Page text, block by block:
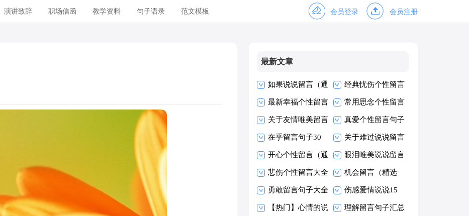
演讲致辞 职场信函 教学资料 句子语录 范文模板 会员登录 会员注册
最新文章
如果说说留言（通
用70句）
经典忧伤个性留言
90句
最新幸福个性留言
大全（精选200
句）
常用思念个性留言
大全60句精选
关于友情唯美留言
30句
真爱个性留言句子
大全60句
在乎留言句子30
句
关于难过说说留言
大全（通用90
句）
开心个性留言（通
用40句）
眼泪唯美说说留言
大全50句精选
悲伤个性留言大全
（精选50句）
机会留言（精选
60句）
勇敢留言句子大全
60句精选
伤感爱情说说15
篇
【热门】心情的说 理解留言句子汇总